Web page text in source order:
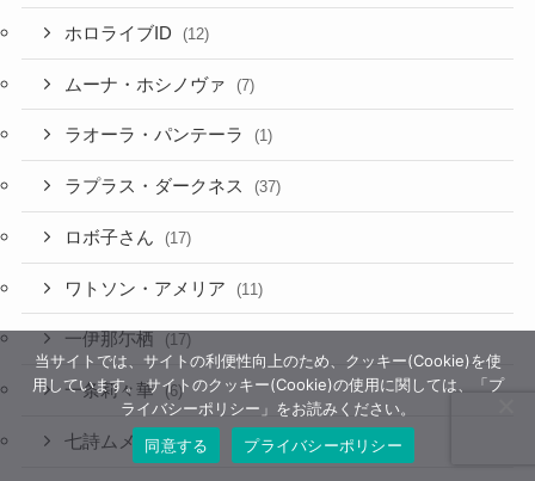
ホロライブID (12)
ムーナ・ホシノヴァ (7)
ラオーラ・パンテーラ (1)
ラプラス・ダークネス (37)
ロボ子さん (17)
ワトソン・アメリア (11)
一伊那尓栖 (17)
一条莉々華 (6)
七詩ムメイ (8)
当サイトでは、サイトの利便性向上のため、クッキー(Cookie)を使
用しています。 サイトのクッキー(Cookie)の使用に関しては、「プ
ライバシーポリシー」をお読みください。
同意する
プライバシーポリシー